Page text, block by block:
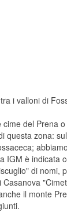
i valloni di
del Prena
zona:
è indicata
di
il monte